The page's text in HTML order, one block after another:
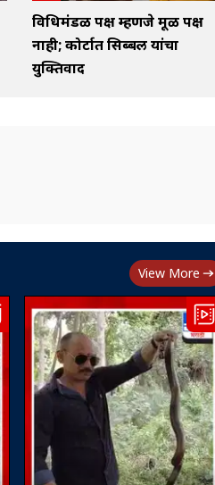
विधिमंडळ पक्ष म्हणजे मूळ पक्ष
नाही; कोर्टात सिब्बल यांचा
युक्तिवाद
View More